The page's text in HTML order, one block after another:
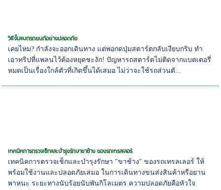
วิธีจั๊มแบตรถยนต์อย่างปลอดภัย
เคยไหม? กำลังจะออกเดินทาง แต่พอกดปุ่มสตาร์ตกลับเงียบกริบ ทำ
เอาทริปที่แพลนไว้ต้องหยุดชะงัก! ปัญหารถสตาร์ตไม่ติดจากแบตเตอรี่
หมดเป็นเรื่องใกล้ตัวที่เกิดขึ้นได้เสมอ ไม่ว่าจะใช้รถส่วนตั...
เทคนิคการตรวจเช็กและบำรุงรักษาขาช้าง ของรถเทรลเลอร์
เทคนิคการตรวจเช็กและบำรุงรักษา "ขาช้าง" ของรถเทรลเลอร์ ให้
พร้อมใช้งานและปลอดภัยเสมอ ในการเดินทางขนส่งสินค้าหรือยาน
พาหนะ ระยะทางนับร้อยนับพันกิโลเมตร ความปลอดภัยคือหัวใจ